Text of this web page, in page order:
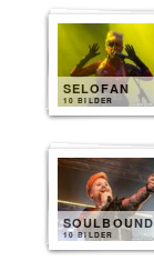
SELOFAN
10 BILDER
SOULBOUND
10 BILDER